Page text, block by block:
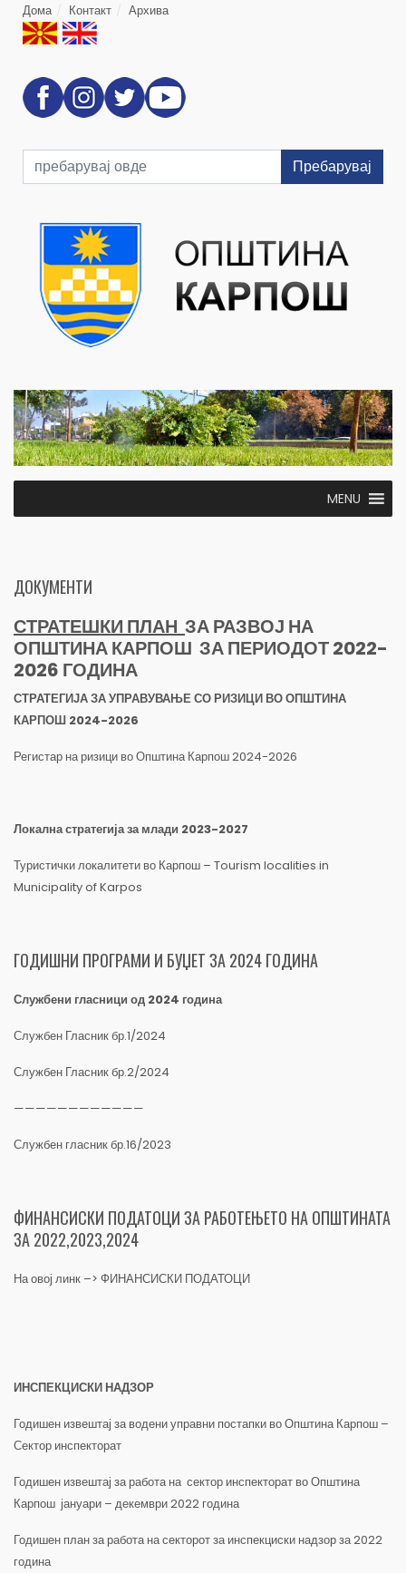
Дома Контакт Архива
Пребарувај
MENU
ДОКУМЕНТИ
СТРАТЕШКИ ПЛАН ЗА РАЗВОЈ НА
ОПШТИНА КАРПОШ ЗА ПЕРИОДОТ 2022-
2026 ГОДИНА
СТРАТЕГИЈА ЗА УПРАВУВАЊЕ СО РИЗИЦИ ВО ОПШТИНА
КАРПОШ 2024-2026
Регистар на ризици во Општина Карпош 2024-2026
Локална стратегија за млади 2023-2027
Туристички локалитети во Карпош – Tourism localities in
Municipality of Karpos
ГОДИШНИ ПРОГРАМИ И БУЏЕТ ЗА 2024 ГОДИНА
Службени гласници од 2024 година
Службен Гласник бр.1/2024
Службен Гласник бр.2/2024
————————————
Службен гласник бр.16/2023
ФИНАНСИСКИ ПОДАТОЦИ ЗА РАБОТЕЊЕТО НА ОПШТИНАТА
ЗА 2022,2023,2024
На овој линк –> ФИНАНСИСКИ ПОДАТОЦИ
ИНСПЕКЦИСКИ НАДЗОР
Годишен извештај за водени управни постапки во Општина Карпош –
Сектор инспекторат
Годишен извештај за работа на сектор инспекторат во Општина
Карпош јануари – декември 2022 година
Годишен план за работа на секторот за инспекциски надзор за 2022
година